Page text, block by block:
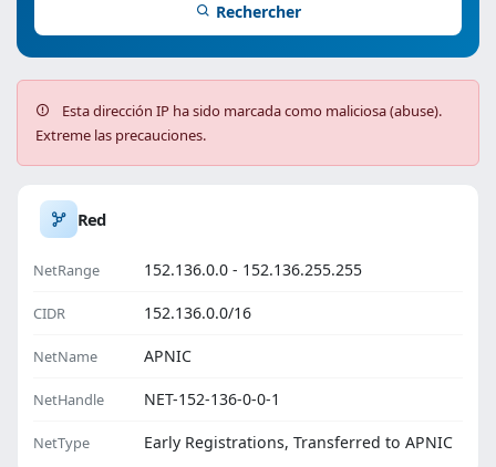
Rechercher
Esta dirección IP ha sido marcada como maliciosa (abuse).
Extreme las precauciones.
Red
NetRange 152.136.0.0 - 152.136.255.255
CIDR 152.136.0.0/16
NetName APNIC
NetHandle NET-152-136-0-0-1
NetType Early Registrations, Transferred to APNIC